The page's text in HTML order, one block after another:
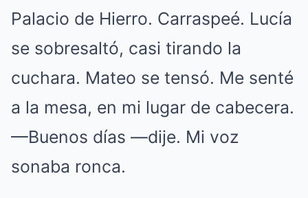
Palacio de Hierro. Carraspeé. Lucía
se sobresaltó, casi tirando la
cuchara. Mateo se tensó. Me senté
a la mesa, en mi lugar de cabecera.
—Buenos días —dije. Mi voz
sonaba ronca.